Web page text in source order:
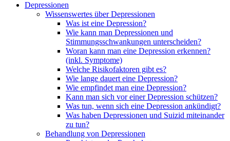
Depressionen
Wissenswertes über Depressionen
Was ist eine Depression?
Wie kann man Depressionen und
Stimmungsschwankungen unterscheiden?
Woran kann man eine Depression erkennen?
(inkl. Symptome)
Welche Risikofaktoren gibt es?
Wie lange dauert eine Depression?
Wie empfindet man eine Depression?
Kann man sich vor einer Depression schützen?
Was tun, wenn sich eine Depression ankündigt?
Was haben Depressionen und Suizid miteinander
zu tun?
Behandlung von Depressionen